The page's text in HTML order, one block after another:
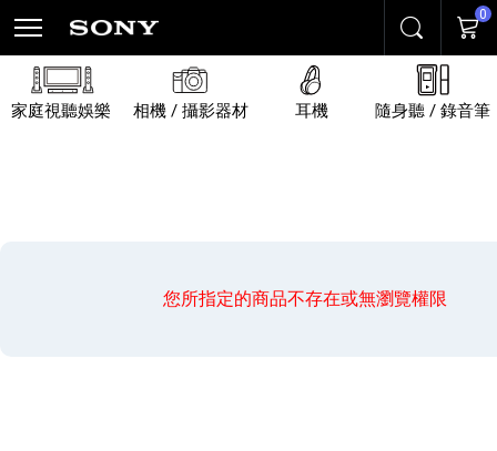
搜尋 購物
0
家庭視聽娛樂 相機 / 攝影器材 耳機 隨身聽 / 錄音筆
您所指定的商品不存在或無瀏覽權限